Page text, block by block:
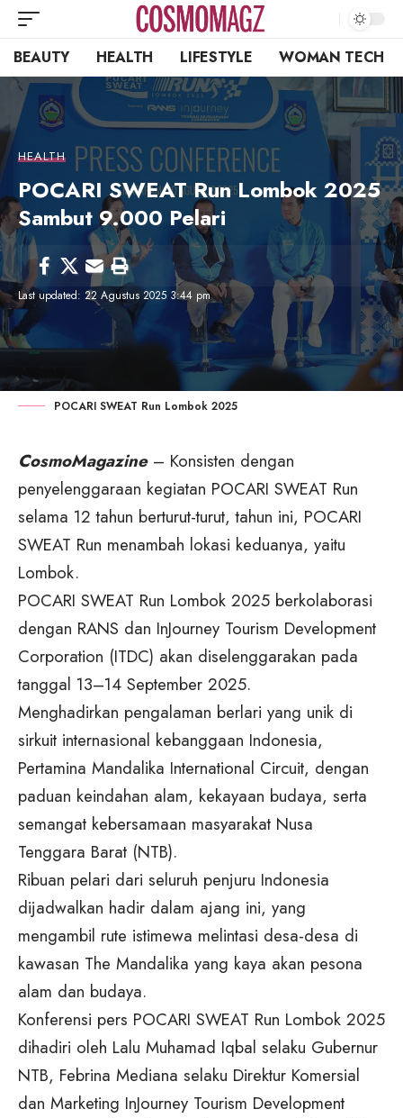
BEAUTY HEALTH LIFESTYLE WOMAN TECH
HEALTH
POCARI SWEAT Run Lombok 2025
Sambut 9.000 Pelari
Last updated: 22 Agustus 2025 3:44 pm
POCARI SWEAT Run Lombok 2025
CosmoMagazine– Konsisten dengan
penyelenggaraan kegiatan POCARI SWEAT Run
selama 12 tahun berturut-turut, tahun ini, POCARI
SWEAT Run menambah lokasi keduanya, yaitu
Lombok.
POCARI SWEAT Run Lombok 2025 berkolaborasi
dengan RANS dan InJourney Tourism Development
Corporation (ITDC) akan diselenggarakan pada
tanggal 13–14 September 2025.
Menghadirkan pengalaman berlari yang unik di
sirkuit internasional kebanggaan Indonesia,
Pertamina Mandalika International Circuit, dengan
paduan keindahan alam, kekayaan budaya, serta
semangat kebersamaan masyarakat Nusa
Tenggara Barat (NTB).
Ribuan pelari dari seluruh penjuru Indonesia
dijadwalkan hadir dalam ajang ini, yang
mengambil rute istimewa melintasi desa-desa di
kawasan The Mandalika yang kaya akan pesona
alam dan budaya.
Konferensi pers POCARI SWEAT Run Lombok 2025
dihadiri oleh Lalu Muhamad Iqbal selaku Gubernur
NTB, Febrina Mediana selaku Direktur Komersial
dan Marketing InJourney Tourism Development